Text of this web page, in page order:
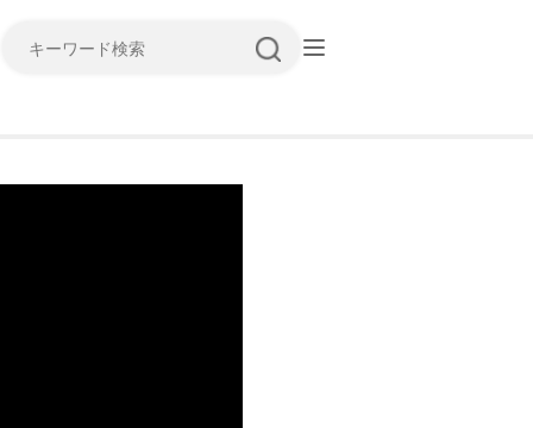
キーワード検索